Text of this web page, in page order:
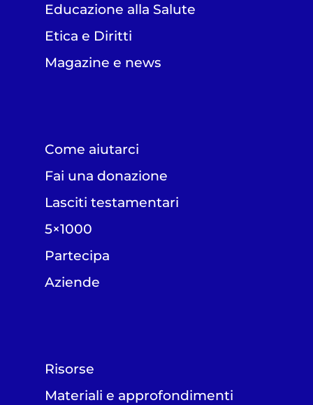
Educazione alla Salute
Etica e Diritti
Magazine e news
Come aiutarci
Fai una donazione
Lasciti testamentari
5×1000
Partecipa
Aziende
Risorse
Materiali e approfondimenti